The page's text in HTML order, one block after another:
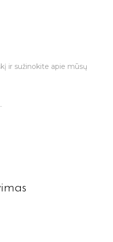
ir sužinokite apie mūsų